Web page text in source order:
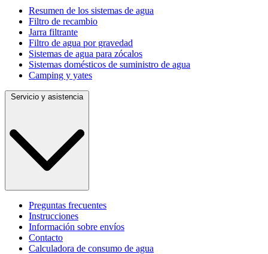
Resumen de los sistemas de agua
Filtro de recambio
Jarra filtrante
Filtro de agua por gravedad
Sistemas de agua para zócalos
Sistemas domésticos de suministro de agua
Camping y yates
Servicio y asistencia
Preguntas frecuentes
Instrucciones
Información sobre envíos
Contacto
Calculadora de consumo de agua